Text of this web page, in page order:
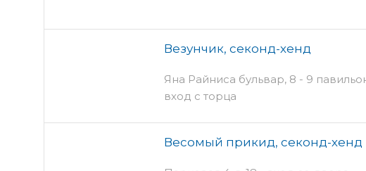
Везунчик, секонд-хенд
Яна Райниса бульвар, 8 - 9
вход с торца
Весомый прикид, секонд-хенд